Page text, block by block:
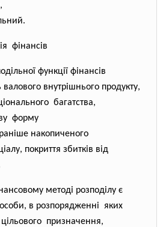
фінансів
функції фінансів
валового внутрішнього продукту,
багатства,
форму
накопиченого
покриття збитків від
методі розподілу є
в розпорядженні яких
призначення,